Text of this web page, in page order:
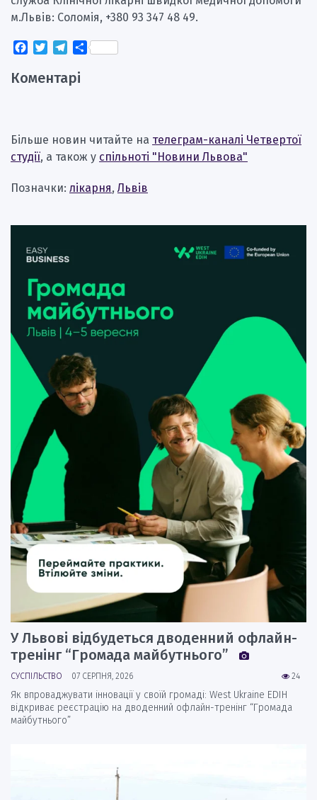
м.Львів: Соломія, +380 93 347 48 49.
Facebook
TwitterTelegram
Поділитися
Коментарі
Більше новин читайте на телеграм-каналі Четвертої
студії, а також у спільноті "Новини Львова"
Позначки: лікарня, Львів
У Львові відбудеться дводенний офлайн-
тренінг “Громада майбутнього”
24
СУСПІЛЬСТВО 07 СЕРПНЯ, 2026
Як впроваджувати інновації у своїй громаді: West Ukraine EDIH
відкриває реєстрацію на дводенний офлайн-тренінг “Громада
майбутнього”